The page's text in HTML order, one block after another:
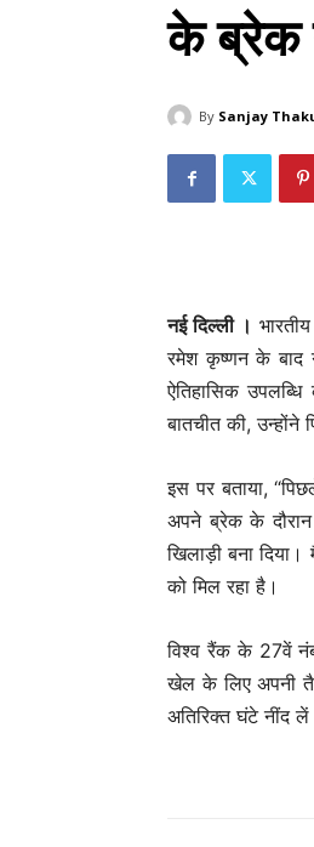
के ब्रेक
By Sanjay
नई दिल्ली ।
रमेश कृष्णन के बाद
ऐतिहासिक
बातचीत की,
इस पर बताया,
अपने ब्रेक के
खिलाड़ी बना
को मिल रहा है।
विश्व रैंक के 27वें
खेल के लिए अपनी
अतिरिक्त घंटे नींद